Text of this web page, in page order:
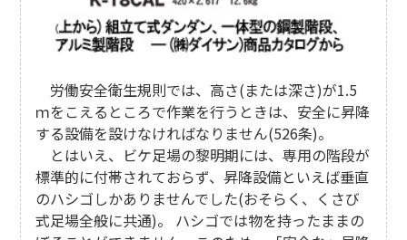
労働安全衛生規則では、高さ(または深さ)が1.5
ｍをこえるところで作業を行うときは、安全に昇降
する設備を設けなければなりません(526条)。
とはいえ、ビケ足場の黎明期には、専用の階段が
標準的に付帯されておらず、昇降設備といえば垂直
のハシゴしかありませんでした(おそらく、くさび
式足場全般に共通)。 ハシゴでは物を持ったままの